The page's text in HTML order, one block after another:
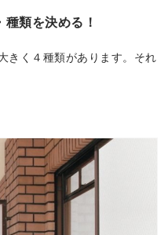
類を決める！
きく４種類があります。それ